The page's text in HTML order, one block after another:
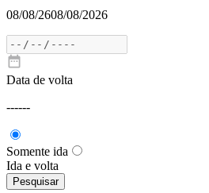
08/08/2608/08/2026
Data de volta
------
Somente ida
Ida e volta
Pesquisar